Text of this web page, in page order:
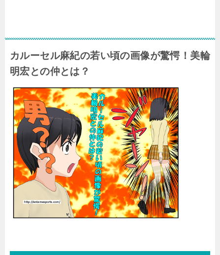
カルーセル麻紀の若い頃の画像が驚愕！美輪
明宏との仲とは？